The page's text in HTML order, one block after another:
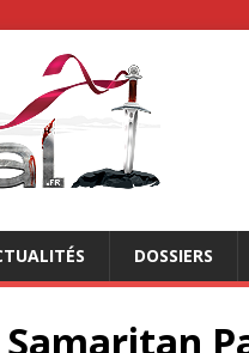
DOSSIERS
Samaritan